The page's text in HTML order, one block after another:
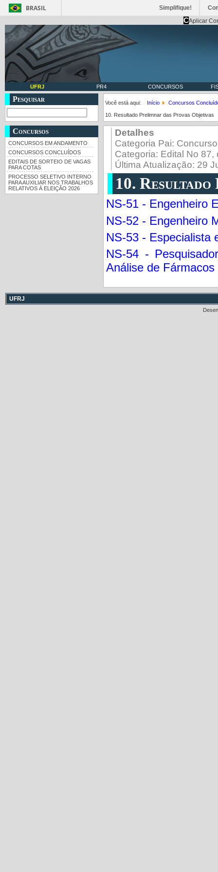
BRASIL Simplifique!
CAplicar
UFRJ PR4 CONCURSOS
Pesquisar
Concursos
CONCURSOS EM ANDAMENTO
CONCURSOS CONCLUÍDOS
EDITAIS DE SORTEIO DE VAGAS
PARA COTAS
PROCESSO SELETIVO INTERNO
PARA AUXILIAR NOS TRABALHOS
RELATIVOS À ELEIÇÃO 2026
Você está aqui: Início Concursos
10. Resultado Prelimnar das Provas Objetivas
Detalhes
Categoria Pai:
Categoria: Edital No 87,
Última Atualização: 29
10.
NS-51 - Engenheiro
NS-52 - Engenheiro
NS-53 - Especialista
NS-54 -
Análise de
UFRJ